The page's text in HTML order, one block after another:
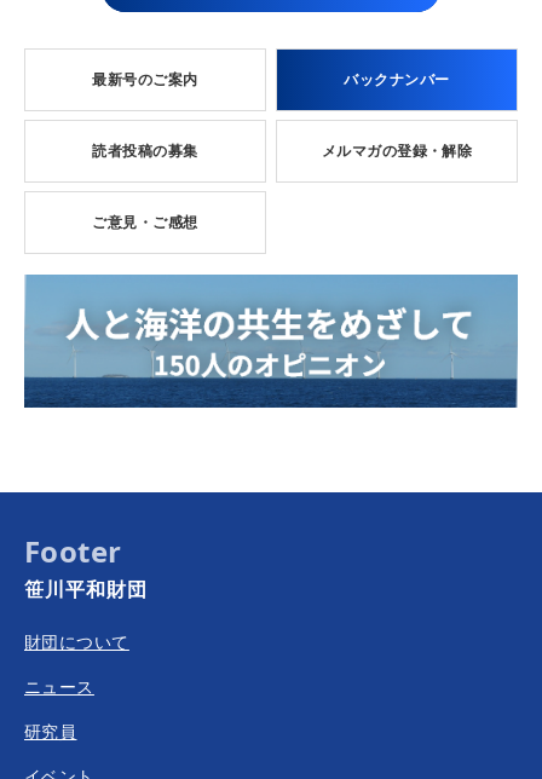
最新号のご案内 バックナンバー
読者投稿の募集 メルマガの登録・解除
ご意見・ご感想
Footer
笹川平和財団
財団について
ニュース
研究員